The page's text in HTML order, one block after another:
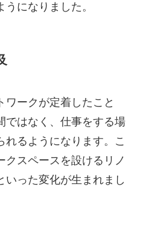
になりました。
ワークが定着したこと
ではなく、仕事をする場
れるようになります。こ
クスペースを設けるリノ
いった変化が生まれまし